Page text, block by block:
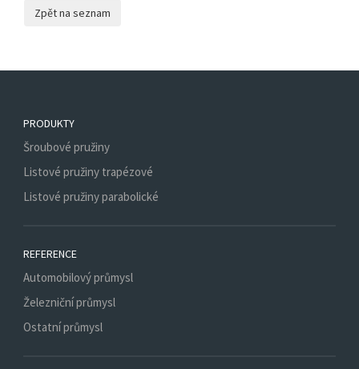
PRODUKTY
Šroubové pružiny
Listové pružiny trapézové
Listové pružiny parabolické
REFERENCE
Automobilový průmysl
Železniční průmysl
Ostatní průmysl